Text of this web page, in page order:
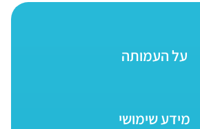
על העמותה
מידע שימושי